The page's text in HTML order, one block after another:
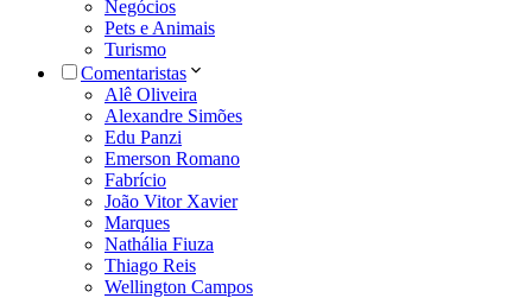
Negócios
Pets e Animais
Turismo
Comentaristas
Alê Oliveira
Alexandre Simões
Edu Panzi
Emerson Romano
Fabrício
João Vitor Xavier
Marques
Nathália Fiuza
Thiago Reis
Wellington Campos